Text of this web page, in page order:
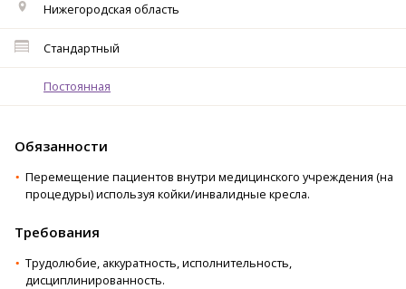
Нижегородская область
Стандартный
Постоянная
Обязанности
Перемещение пациентов внутри медицинского учреждения (на
процедуры) используя койки/инвалидные кресла.
Требования
Трудолюбие, аккуратность, исполнительность,
дисциплинированность.